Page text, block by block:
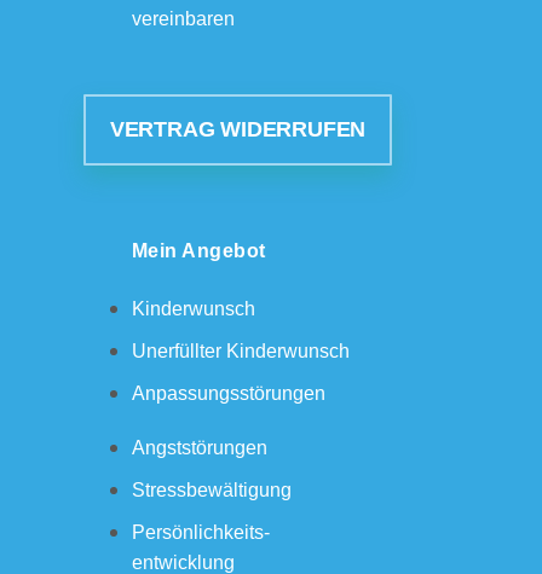
vereinbaren
VERTRAG WIDERRUFEN
Mein Angebot
Kinderwunsch
Unerfüllter Kinderwunsch
Anpassungsstörungen
Angststörungen
Stressbewältigung
Persönlichkeits-
entwicklung